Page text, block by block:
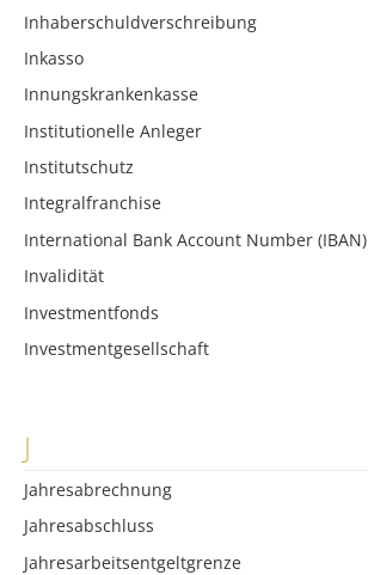
Inhaberschuldverschreibung
Inkasso
Innungskrankenkasse
Institutionelle Anleger
Institutschutz
Integralfranchise
International Bank Account Number (IBAN)
Invalidität
Investmentfonds
Investmentgesellschaft
J
Jahresabrechnung
Jahresabschluss
Jahresarbeitsentgeltgrenze